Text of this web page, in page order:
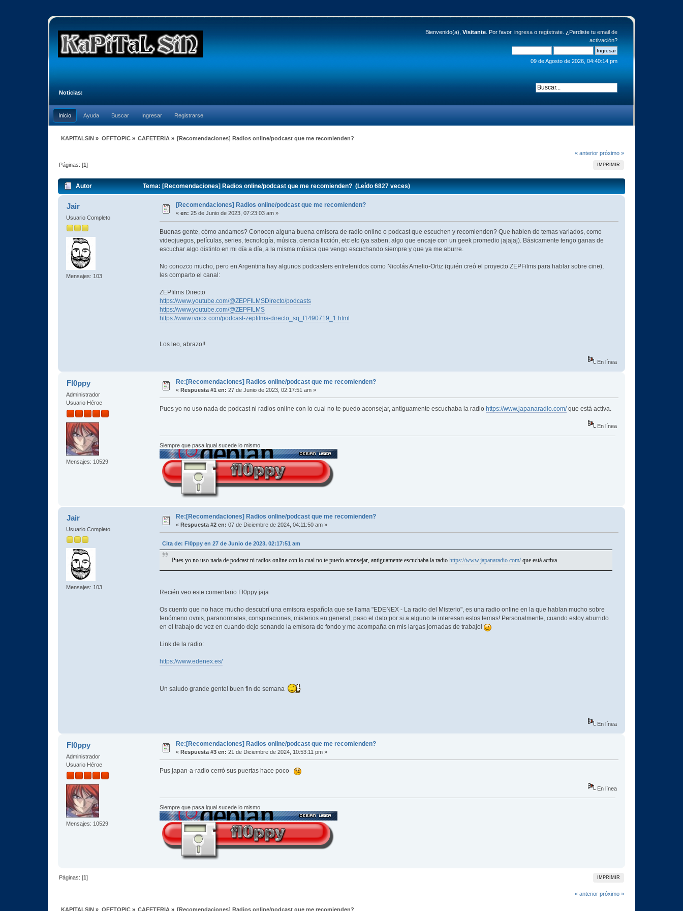
Bienvenido(a), Visitante. Por favor, ingresao regístrate. ¿Perdiste tu email de
activación?
09 de Agosto de 2026, 04:40:14 pm
Noticias:
Inicio Ayuda Buscar Ingresar Registrarse
KAPITALSIN » OFFTOPIC» CAFETERIA » [Recomendaciones] Radios online/podcast que me recomienden?
« anterior próximo »
IMPRIMIR
Páginas: [1]
Autor Tema: [Recomendaciones] Radios online/podcast que me recomienden? (Leído 6827 veces)
Jair
Usuario Completo
Mensajes: 103
[Recomendaciones] Radios online/podcast que me recomienden?
«en: 25 de Junio de 2023, 07:23:03 am »
Buenas gente, cómo andamos? Conocen alguna buena emisora de radio online o podcast que escuchen y recomienden? Que hablen de temas variados, como
videojuegos, películas, series, tecnología, música, ciencia ficción, etc etc (ya saben, algo que encaje con un geek promedio jajajaj). Básicamente tengo ganas de
escuchar algo distinto en mi día a día, a la misma música que vengo escuchando siempre y que ya me aburre.
No conozco mucho, pero en Argentina hay algunos podcasters entretenidos como Nicolás Amelio-Ortiz (quién creó el proyecto ZEPFilms para hablar sobre cine),
les comparto el canal:
ZEPfilms Directo
https://www.youtube.com/@ZEPFILMSDirecto/podcasts
https://www.youtube.com/@ZEPFILMS
https://www.ivoox.com/podcast-zepfilms-directo_sq_f1490719_1.html
Los leo, abrazo!!
En línea
Fl0ppy
Administrador
Usuario Héroe
Mensajes: 10529
Re:[Recomendaciones] Radios online/podcast que me recomienden?
«Respuesta #1 en: 27 de Junio de 2023, 02:17:51 am »
Pues yo no uso nada de podcast ni radios online con lo cual no te puedo aconsejar, antiguamente escuchaba la radio https://www.japanaradio.com/que está activa.
En línea
Siempre que pasa igual sucede lo mismo
Jair
Usuario Completo
Mensajes: 103
Re:[Recomendaciones] Radios online/podcast que me recomienden?
«Respuesta #2 en: 07 de Diciembre de 2024, 04:11:50 am »
Cita de: Fl0ppy en 27 de Junio de 2023, 02:17:51 am
Pues yo no uso nada de podcast ni radios online con lo cual no te puedo aconsejar, antiguamente escuchaba la radio https://www.japanaradio.com/que está activa.
Recién veo este comentario Fl0ppy jaja
Os cuento que no hace mucho descubrí una emisora española que se llama "EDENEX - La radio del Misterio", es una radio online en la que hablan mucho sobre
fenómeno ovnis, paranormales, conspiraciones, misterios en general, paso el dato por si a alguno le interesan estos temas! Personalmente, cuando estoy aburrido
en el trabajo de vez en cuando dejo sonando la emisora de fondo y me acompaña en mis largas jornadas de trabajo!
Link de la radio:
https://www.edenex.es/
Un saludo grande gente! buen fin de semana
En línea
Fl0ppy
Administrador
Usuario Héroe
Mensajes: 10529
Re:[Recomendaciones] Radios online/podcast que me recomienden?
«Respuesta #3 en: 21 de Diciembre de 2024, 10:53:11 pm »
Pus japan-a-radio cerró sus puertas hace poco
En línea
Siempre que pasa igual sucede lo mismo
IMPRIMIR
Páginas: [1]
« anterior próximo »
KAPITALSIN » OFFTOPIC» CAFETERIA » [Recomendaciones] Radios online/podcast que me recomienden?